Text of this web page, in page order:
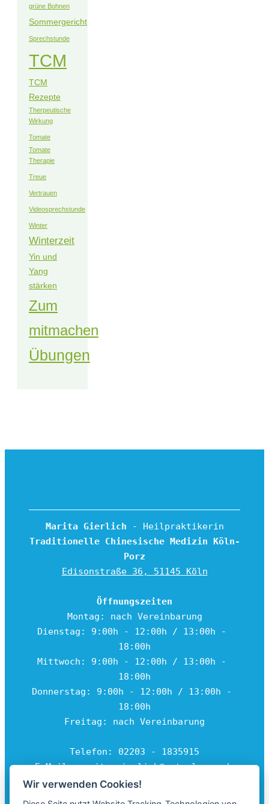
grüne Bohnen
Sommergericht
Sprechstunde
TCM
TCM
Rezepte
Therpeutische
Wirkung
Tomate
Tomate
Therapie
Treue
Vertrauen
Videosprechstunde
Winter
Winterzeit
Yin und
Yang
stärken
Zum
mitmachen
Übungen
Marita Gierlich - Heilpraktikerin
Traditionelle Chinesische Medizin Köln-
Porz
Edisonstraße 36, 51145 Köln
Öffnungszeiten
Montag: nach Vereinbarung
Dienstag: 9:00h - 12:00h / 13:00h -
18:00h
Mittwoch: 9:00h - 12:00h / 13:00h -
18:00h
Donnerstag: 9:00h - 12:00h / 13:00h -
18:00h
Freitag: nach Vereinbarung
Telefon: 02203 - 1835915
E-Mail: marita.gierlich@netcologne.de
Wir verwenden Cookies!